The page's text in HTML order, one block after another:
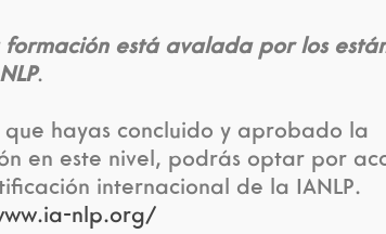
formación está avalada por los
.
que hayas concluido y aprobado la
en este nivel, podrás optar por
internacional de la IANLP.
nlp.org/